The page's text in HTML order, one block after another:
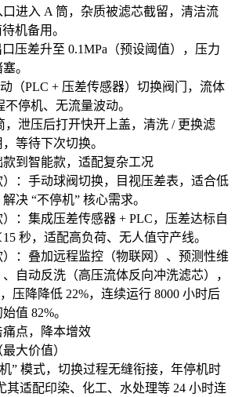
进入 A 筒，杂质被滤芯截留，清洁流
机备用。
压差升至 0.1MPa（预设阈值），压力
。
（PLC + 压差传感器）切换阀门，流体
停机、无流量波动。
，泄压后打开快开上盖，清洗 / 更换滤
等待下次切换。
到智能款，适配复杂工况
：手动球阀切换，目视压差表，适合低
决 “不停机” 核心需求。
：集成压差传感器 + PLC，压差达标自
秒，适配高负荷、无人值守产线。
：叠加远程监控（物联网）、预测性维
自动反洗（高压流体反向冲洗滤芯），
压降降低 22%，连续运行 8000 小时后
值 82%。
点，降本增效
大价值）
” 模式，切换过程无缝衔接，年停机时
其适配印染、化工、水处理等 24 小时连